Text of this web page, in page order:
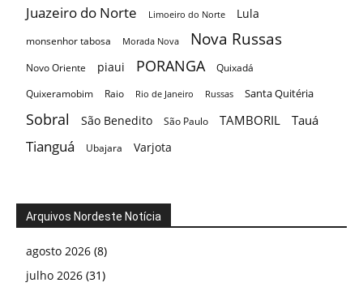
Juazeiro do Norte Limoeiro do Norte Lula
monsenhor tabosa Morada Nova Nova Russas
Novo Oriente piaui PORANGA
Quixadá
Quixeramobim
Raio Rio de Janeiro Russas Santa Quitéria
Sobral São Benedito São Paulo TAMBORIL Tauá
Tianguá Ubajara Varjota
Arquivos Nordeste Notícia
agosto 2026 (8)
julho 2026 (31)